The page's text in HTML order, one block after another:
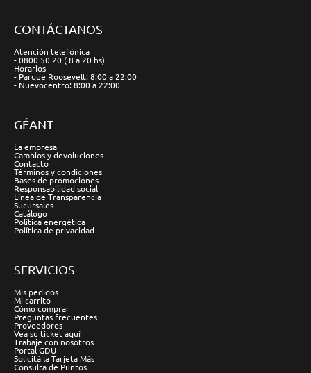
CONTÁCTANOS
Atención telefónica
- 0800 50 20 ( 8 a 20 hs)
Horarios
- Parque Roosevelt: 8:00 a 22:00
- Nuevocentro: 8:00 a 22:00
GÉANT
La empresa
Cambios y devoluciones
Contacto
Términos y condiciones
Bases de promociones
Responsabilidad social
Línea de Transparencia
Sucursales
Catálogo
Política energética
Política de privacidad
SERVICIOS
Mis pedidos
Mi carrito
Cómo comprar
Preguntas frecuentes
Proveedores
Vea su ticket aquí
Trabaje con nosotros
Portal GDU
Solicitá la Tarjeta Más
Consulta de Puntos